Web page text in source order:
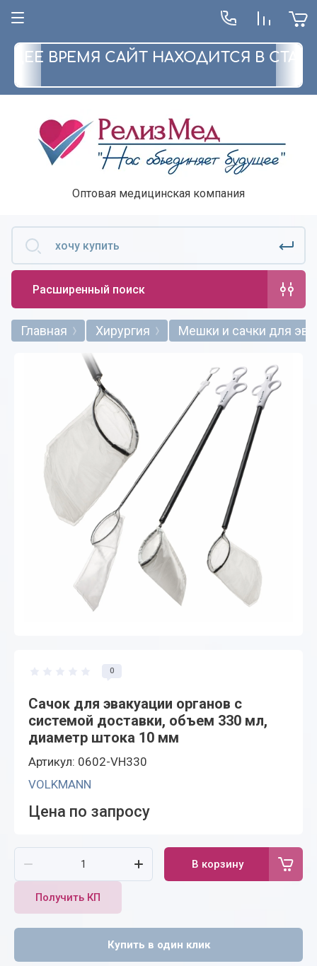
ВРЕМЯ САЙТ НАХОДИТСЯ В
Оптовая медицинская компания
Расширенный поиск
Главная Хирургия Мешки и сачки для
0
Сачок для эвакуации органов с
системой доставки, объем 330 мл,
диаметр штока 10 мм
Артикул: 0602-VH330
VOLKMANN
Цена по запросу
В корзину
Получить КП
Купить в один клик